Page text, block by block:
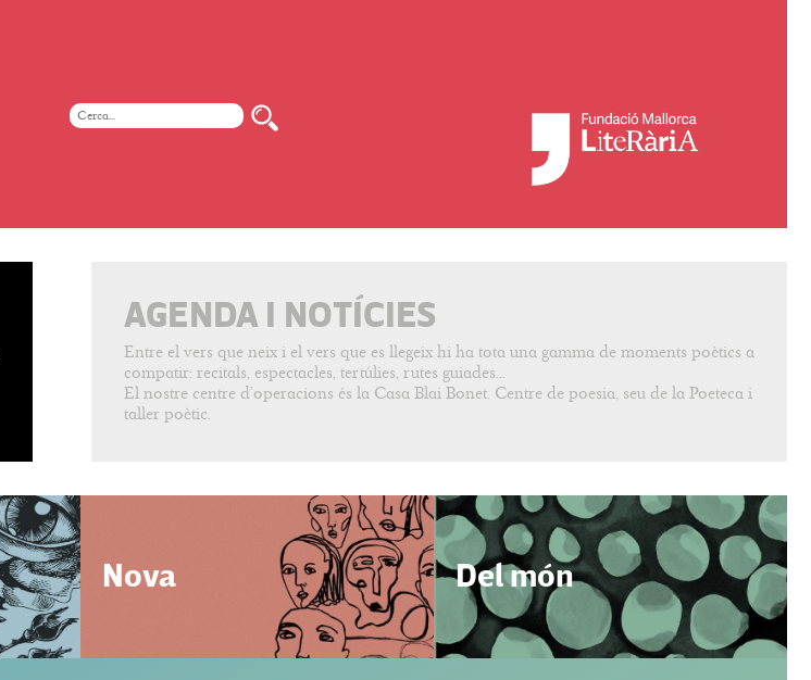
AGENDA I NOTÍCIES
Entre el vers que neix i el vers que es llegeix hi ha tota una gamma de moments poètics a
compatir: recitals, espectacles, tertúlies, rutes guiades...
El nostre centre d’operacions és la Casa Blai Bonet. Centre de poesia, seu de la Poeteca i
taller poètic.
Nova Del món